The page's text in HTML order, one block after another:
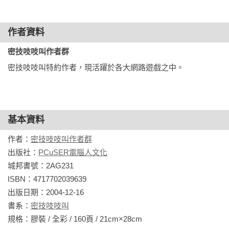
作者資料
密技吱吱叫作者群
密技吱吱叫特約作者，現活躍於各大網路遊戲之中。
基本資料
作者： 密技吱吱叫作者群
出版社： PCuSER電腦人文化
城邦書號：2AG231
ISBN：4717702039639
出版日期：2004-12-16
書系： 密技吱吱叫
規格：膠裝 / 全彩 / 160頁 / 21cm×28cm